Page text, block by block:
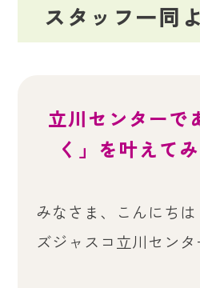
スタッフ一同
立川センターで
く」を叶えて
みなさま、こんにち
ズジャスコ立川センタ